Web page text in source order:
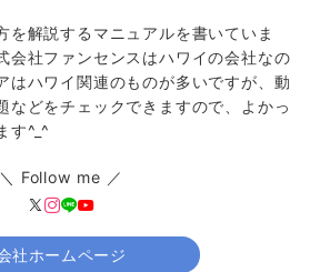
を解説するマニュアルを書いていま
会社ファンセンスはハワイの会社なの
はハワイ関連のものが多いですが、動
などをチェックできますので、よかっ
す^_^
＼ Follow me ／
社ホームページ